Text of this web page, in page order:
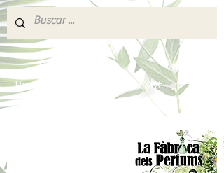
640 377 187
Portes pagados a partir de 80€
lafabricadelsperfums@gmail.com